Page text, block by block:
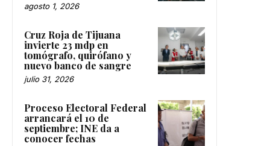
agosto 1, 2026
Cruz Roja de Tijuana
invierte 23 mdp en
tomógrafo, quirófano y
nuevo banco de sangre
julio 31, 2026
Proceso Electoral Federal
arrancará el 10 de
septiembre; INE da a
conocer fechas